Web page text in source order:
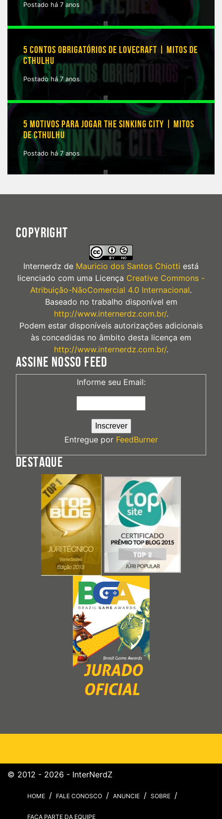
Postado há 7 anos
5 CONTOS OBRIGATÓRIOS DE LOVECRAFT | MITOS DE
CTHULHU
Postado há 7 anos
5 MOTIVOS PARA JOGAR THE SINKING CITY | MITOS
DE CTHULHU
Postado há 7 anos
COPYRIGHT
Internerdz de Mauricio dos Santos Chiotti está
licenciado com uma Licença Creative Commons -
Atribuição-NãoComercial 4.0 Internacional.
Baseado no trabalho disponível em
http://www.internerdz.com.br/.
Podem estar disponíveis autorizações adicionais
às concedidas no âmbito desta licença em
http://www.internerdz.com.br/.
ASSINE NOSSO FEED
Informe seu Email:
Entregue por FeedBurner
DESTAQUE
© 2012 - 2026 - InterNerdZ
HOME FALE CONOSCO ANUNCIE SOBRE
FAÇA PARTE DA EQUIPE